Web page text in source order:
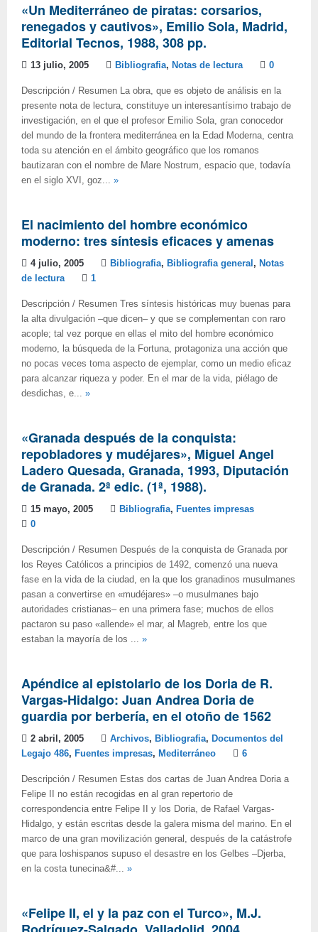
«Un Mediterráneo de piratas: corsarios,
renegados y cautivos», Emilio Sola, Madrid,
Editorial Tecnos, 1988, 308 pp.
13 julio, 2005 Bibliografia, Notas de lectura 0
Descripción / Resumen La obra, que es objeto de análisis en la
presente nota de lectura, constituye un interesantísimo trabajo de
investigación, en el que el profesor Emilio Sola, gran conocedor
del mundo de la frontera mediterránea en la Edad Moderna, centra
toda su atención en el ámbito geográfico que los romanos
bautizaran con el nombre de Mare Nostrum, espacio que, todavía
en el siglo XVI, goz... »
El nacimiento del hombre económico
moderno: tres síntesis eficaces y amenas
4 julio, 2005 Bibliografia, Bibliografia general , Notas
de lectura
1
Descripción / Resumen Tres síntesis históricas muy buenas para
la alta divulgación –que dicen– y que se complementan con raro
acople; tal vez porque en ellas el mito del hombre económico
moderno, la búsqueda de la Fortuna, protagoniza una acción que
no pocas veces toma aspecto de ejemplar, como un medio eficaz
para alcanzar riqueza y poder. En el mar de la vida, piélago de
desdichas, e... »
«Granada después de la conquista:
repobladores y mudéjares», Miguel Angel
Ladero Quesada, Granada, 1993, Diputación
de Granada. 2ª edic. (1ª, 1988).
15 mayo, 2005 Bibliografia, Fuentes impresas
0
Descripción / Resumen Después de la conquista de Granada por
los Reyes Católicos a principios de 1492, comenzó una nueva
fase en la vida de la ciudad, en la que los granadinos musulmanes
pasan a convertirse en «mudéjares» –o musulmanes bajo
autoridades cristianas– en una primera fase; muchos de ellos
pactaron su paso «allende» el mar, al Magreb, entre los que
estaban la mayoría de los ... »
Apéndice al epistolario de los Doria de R.
Vargas-Hidalgo: Juan Andrea Doria de
guardia por berbería, en el otoño de 1562
2 abril, 2005 Archivos, Bibliografia, Documentos del
Legajo 486, Fuentes impresas, Mediterráneo 6
Descripción / Resumen Estas dos cartas de Juan Andrea Doria a
Felipe II no están recogidas en al gran repertorio de
correspondencia entre Felipe II y los Doria, de Rafael Vargas-
Hidalgo, y están escritas desde la galera misma del marino. En el
marco de una gran movilización general, después de la catástrofe
que para loshispanos supuso el desastre en los Gelbes –Djerba,
en la costa tunecina&#... »
«Felipe II, el y la paz con el Turco», M.J.